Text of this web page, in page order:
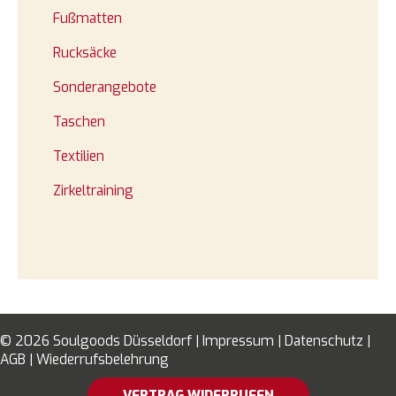
a
c
h
Fußmatten
Rucksäcke
Sonderangebote
Taschen
Textilien
Zirkeltraining
© 2026 Soulgoods Düsseldorf | Impressum | Datenschutz |
AGB | Wiederrufsbelehrung